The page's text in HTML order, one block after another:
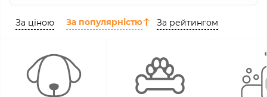
За ціною За популярністю За рейтингом